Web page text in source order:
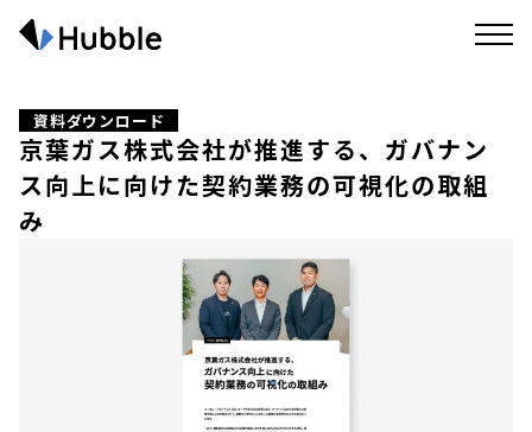
資料ダウンロード
京葉ガス株式会社が推進する、ガバナン
ス向上に向けた契約業務の可視化の取組
み